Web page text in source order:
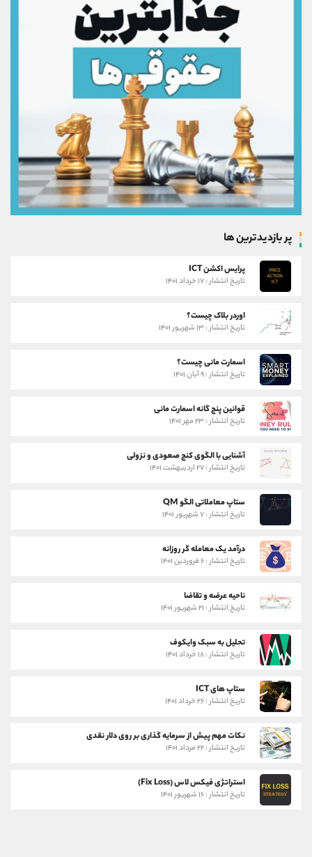
پر بازدیدترین ها
پرایس اکشن ICT
تاریخ انتشار : ۱۷ خرداد ۱۴۰۱
اوردر بلاک چیست؟
تاریخ انتشار : ۱۳ شهریور ۱۴۰۱
اسمارت مانی چیست؟
تاریخ انتشار : ۹ آبان ۱۴۰۱
قوانین پنج گانه اسمارت مانی
تاریخ انتشار : ۲۳ مهر ۱۴۰۱
آشنایی با الگوی کنج صعودی و نزولی
تاریخ انتشار : ۲۷ اردیبهشت ۱۴۰۱
ستاپ معاملاتی الگو QM
تاریخ انتشار : ۷ شهریور ۱۴۰۱
درآمد یک معامله گر روزانه
تاریخ انتشار : ۶ فروردین ۱۴۰۱
ناحیه عرضه و تقاضا
تاریخ انتشار : ۲۱ شهریور ۱۴۰۱
تحلیل به سبک وایکوف
تاریخ انتشار : ۱۸ خرداد ۱۴۰۱
ستاپ های ICT
تاریخ انتشار : ۲۶ خرداد ۱۴۰۱
نکات مهم پیش از سرمایه گذاری بر روی دلار نقدی
تاریخ انتشار : ۲۲ مرداد ۱۴۰۱
استراتژی فیکس لاس (Fix Loss)
تاریخ انتشار : ۱۶ شهریور ۱۴۰۱